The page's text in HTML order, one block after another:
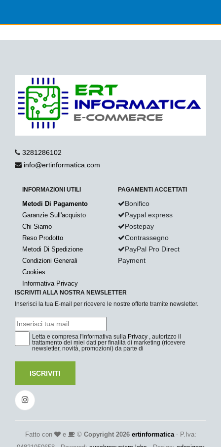
3281286102
info@ertinformatica.com
INFORMAZIONI UTILI
Metodi Di Pagamento
Garanzie Sull'acquisto
Chi Siamo
Reso Prodotto
Metodi Di Spedizione
Condizioni Generali
Cookies
Informativa Privacy
PAGAMENTI ACCETTATI
Bonifico
Paypal express
Postepay
Contrassegno
PayPal Pro Direct
Payment
ISCRIVITI ALLA NOSTRA NEWSLETTER
Inserisci la tua E-mail per ricevere le nostre offerte tramite newsletter.
Letta e compresa l'informativa sulla Privacy , autorizzo il
trattamento dei miei dati per finalità di marketing (ricevere
newsletter, novità, promozioni) da parte di
ISCRIVITI
Fatto con e © Copyright 2026 ertinformatica- P.Iva: